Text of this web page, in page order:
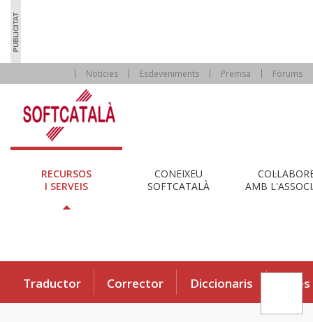
Notícies Esdeveniments Premsa Fòrums
RECURSOS
I SERVEIS
CONEIXEU
SOFTCATALÀ
AMB
Traductor Corrector Diccionaris Eines